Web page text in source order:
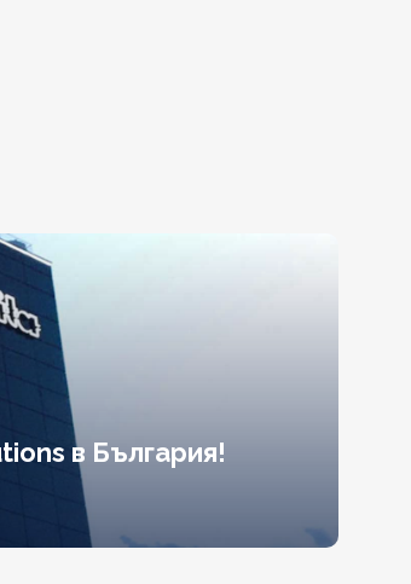
в България!